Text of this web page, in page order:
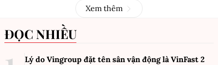
Xem thêm
ĐỌC NHIỀU
Lý do Vingroup đặt tên sân vận động là VinFast 2